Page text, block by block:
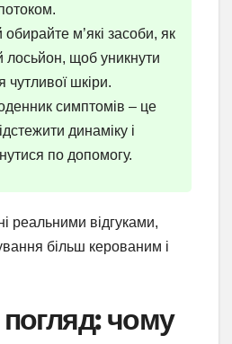
обирайте м’які засоби, як
лосьйон, щоб уникнути
чутливої шкіри.
симптомів – це
динаміку і
по допомогу.
реальними відгуками,
більш керованим і
чому